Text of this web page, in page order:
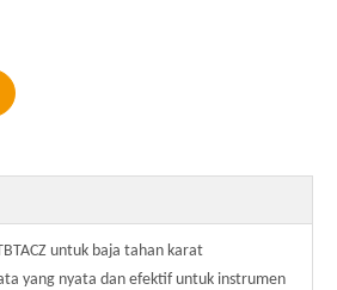
untuk baja tahan karat
yang nyata dan efektif untuk instrumen